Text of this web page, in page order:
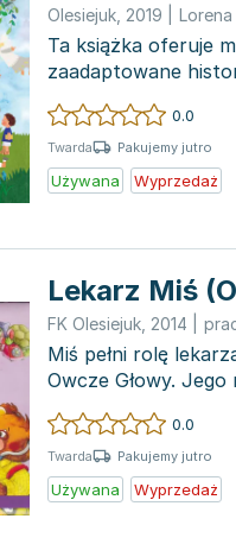
Olesiejuk 2019 Lorena
Ta książka oferuje
zaadaptowane
Starego, jak i...
0.0
Twarda Pakujemy jutro
Używana Wyprzedaż
Lekarz Miś
FK Olesiejuk 2014
Miś pełni rolę
Owcze Głowy.
tworzen...
0.0
Twarda Pakujemy jutro
Używana Wyprzedaż